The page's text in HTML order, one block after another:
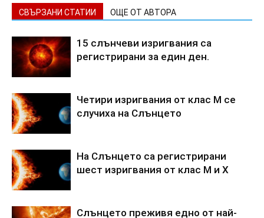
СВЪРЗАНИ СТАТИИ ОЩЕ ОТ АВТОРА
15 слънчеви изригвания са
регистрирани за един ден.
Четири изригвания от клас М се
случиха на Слънцето
На Слънцето са регистрирани
шест изригвания от клас M и X
Слънцето преживя едно от най-